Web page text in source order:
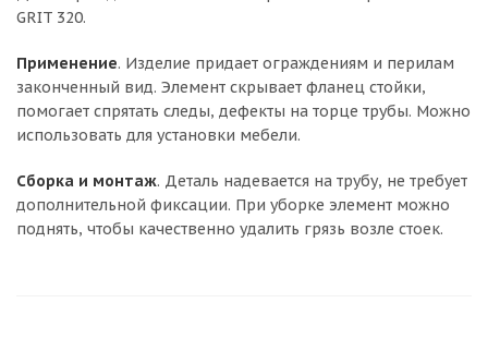
GRIT 320.
Применение. Изделие придает ограждениям и перилам
законченный вид. Элемент скрывает фланец стойки,
помогает спрятать следы, дефекты на торце трубы. Можно
использовать для установки мебели.
Сборка и монтаж. Деталь надевается на трубу, не требует
дополнительной фиксации. При уборке элемент можно
поднять, чтобы качественно удалить грязь возле стоек.